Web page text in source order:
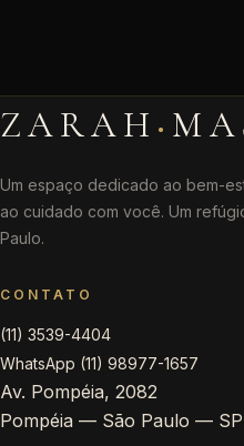
ZARAH ·
Um espaço dedicado ao bem-
ao cuidado com você. Um
Paulo.
CONTATO
(11) 3539-4404
WhatsApp (11) 98977-1657
Av. Pompéia, 2082
Pompéia — São Paulo — SP